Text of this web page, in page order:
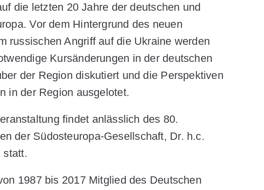
die letzten 20 Jahre der deutschen und
Vor dem Hintergrund des neuen
russischen Angriff auf die Ukraine werden
Kursänderungen in der deutschen
der Region diskutiert und die Perspektiven
in der Region ausgelotet.
findet anlässlich des 80.
der Südosteuropa-Gesellschaft, Dr. h.c.
statt.
1987 bis 2017 Mitglied des Deutschen